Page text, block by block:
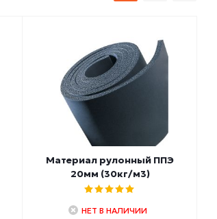
Материал рулонный ППЭ
20мм (30кг/м3)
НЕТ В НАЛИЧИИ